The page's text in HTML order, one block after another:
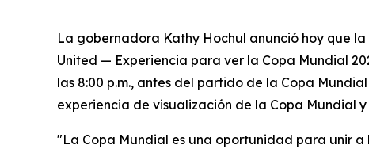
La gobernadora Kathy Hochul anunció hoy que
United — Experiencia para ver la Copa Mundial
las 8:00 p.m., antes del partido de la Copa
experiencia de visualización de la Copa Mundial
"La Copa Mundial es una oportunidad para unir